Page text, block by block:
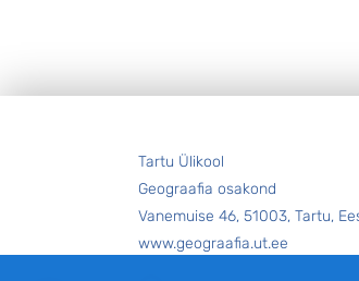
Tartu Ülikool
Geograafia osakond
Vanemuise 46, 51003, Tartu,
www.geograafia.ut.ee